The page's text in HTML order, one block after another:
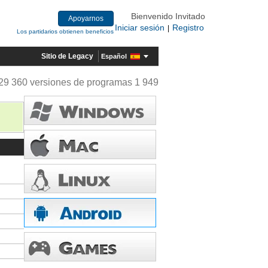
Apoyarnos
Los partidarios obtienen beneficios
Bienvenido Invitado
Iniciar sesión
Registro
Sitio de Legacy Español
360 versiones de programas 1 949